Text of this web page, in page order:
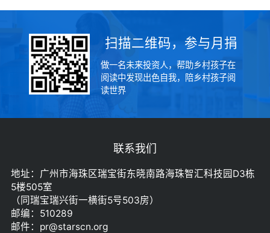
扫描二维码，参与月捐
做一名未来投资人，帮助乡村孩子在
阅读中发现出色自我，陪乡村孩子阅
读世界
联系我们
地址：广州市海珠区瑞宝街东晓南路海珠智汇科技园D3栋
5楼505室
（同瑞宝瑞兴街一横街5号503房）
邮编：510289
邮件：pr@starscn.org